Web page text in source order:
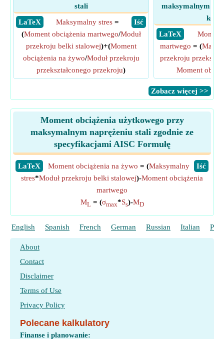
stali
​ LaTeX
​ Iść
Maksymalny stres =
(Moment obciążenia martwego/Moduł
przekroju belki stalowej)+(Moment
obciążenia na żywo/Moduł przekroju
przekształconego przekroju)
maksymalnym
​ LaTeX
martwego = (
przekroju
Moment
​Zobacz więcej >>
Moment obciążenia użytkowego przy
maksymalnym naprężeniu stali zgodnie ze
specyfikacjami AISC Formułę
​LaTeX ​Iść
Moment obciążenia na żywo = (Maksymalny
stres*Moduł przekroju belki stalowej)-Moment obciążenia
martwego
ML = (σmax*Ss)-MD
English Spanish French German Russian Italian
About
Contact
Disclaimer
Terms of Use
Privacy Policy
Polecane kalkulatory
Finanse i planowanie: